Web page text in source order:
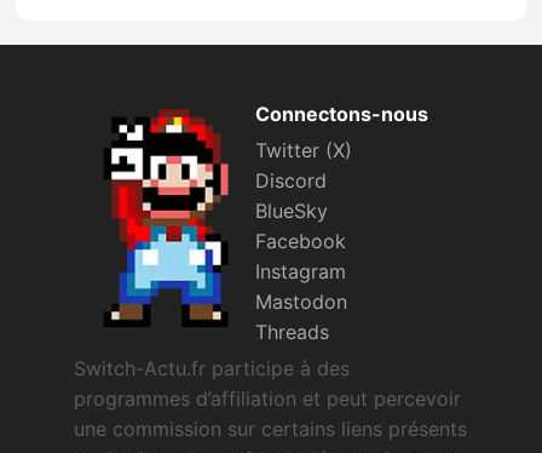
Connectons-nous
Twitter (X)
Discord
BlueSky
Facebook
Instagram
Mastodon
Threads
Switch-Actu.fr participe à des
programmes d’affiliation et peut percevoir
une commission sur certains liens présents